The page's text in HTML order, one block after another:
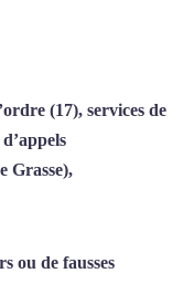
(17), services de
Grasse),
ou de fausses